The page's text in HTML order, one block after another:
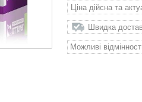
Ціна дійсна та
Швидка
Можливі